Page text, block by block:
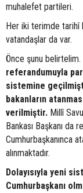
muhalefet partileri.
Her iki terimde tarihî
vatandaşlar da var.
Önce şunu belirtelim.
referandumuyla
sistemine
bakanların
verilmiştir. Millî
Bankası Başkanı da
Cumhurbaşkanınca
alınmaktadır.
Dolayısıyla yeni
Cumhurbaşkanı